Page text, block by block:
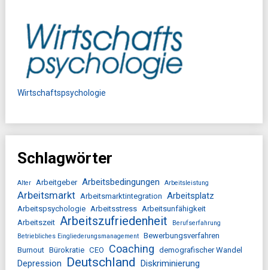
Wirtschaftspsychologie
Schlagwörter
Alter Arbeitgeber Arbeitsbedingungen Arbeitsleistung
Arbeitsmarkt Arbeitsmarktintegration Arbeitsplatz
Arbeitspsychologie Arbeitsstress
Arbeitsunfähigkeit
Arbeitszeit
Arbeitszufriedenheit
Berufserfahrung
Betriebliches Eingliederungsmanagement
Bewerbungsverfahren
Burnout Bürokratie CEO Coaching demografischer Wandel
Depression Deutschland Diskriminierung